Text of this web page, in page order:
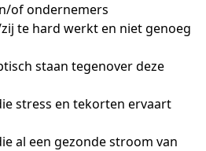
of ondernemers
te hard werkt en niet genoeg
staan tegenover deze
stress en tekorten ervaart
al een gezonde stroom van